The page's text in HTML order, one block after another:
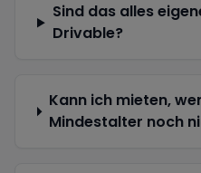
Sind das alles
Drivable?
Kann ich mieten,
Mindestalter noch